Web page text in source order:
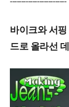
바이크와 서
드로 올라선